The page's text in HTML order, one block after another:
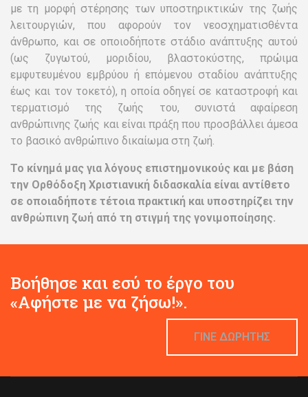
με τη μορφή στέρησης των υποστηρικτικών της ζωής
λειτουργιών, που αφορούν τον νεοσχηματισθέντα
άνθρωπο, και σε οποιοδήποτε στάδιο ανάπτυξης αυτού
(ως ζυγωτού, μοριδίου, βλαστοκύστης, πρώιμα
εμφυτευμένου εμβρύου ή επόμενου σταδίου ανάπτυξης
έως και τον τοκετό), η οποία οδηγεί σε καταστροφή και
τερματισμό της ζωής του, συνιστά αφαίρεση
ανθρώπινης ζωής και είναι πράξη που προσβάλλει άμεσα
το βασικό ανθρώπινο δικαίωμα στη ζωή.
Το κίνημά μας για λόγους επιστημονικούς και με βάση
την Ορθόδοξη Χριστιανική διδασκαλία είναι αντίθετο
σε οποιαδήποτε τέτοια πρακτική και υποστηρίζει την
ανθρώπινη ζωή από τη στιγμή της γονιμοποίησης.
Βοήθησε και εσύ το έργο του
«Αφήστε με να ζήσω!».
ΓΙΝΕ ΔΩΡΗΤΗΣ